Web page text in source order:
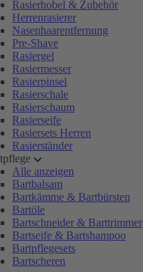
Rasierhobel & Zubehör
Herrenrasierer
Nasenhaarentfernung
Pre-Shave
Rasiergel
Rasiermesser
Rasierpinsel
Rasierschale
Rasierschaum
Rasierseife
Rasiersets Herren
Rasierständer
Alle anzeigen
Bartbalsam
Bartkämme & Bartbürsten
Bartöle
Bartschneider & Barttrimmer
Bartseife & Bartshampoo
Bartpflegesets
Bartscheren